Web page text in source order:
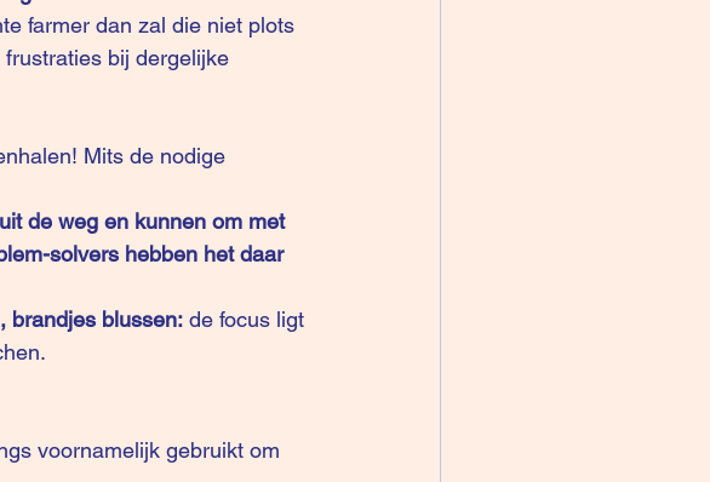
farmer dan zal die niet plots
frustraties bij dergelijke
Mits de nodige
de weg en kunnen om met
solvers hebben het daar
brandjes blussen: de focus ligt
voornamelijk gebruikt om